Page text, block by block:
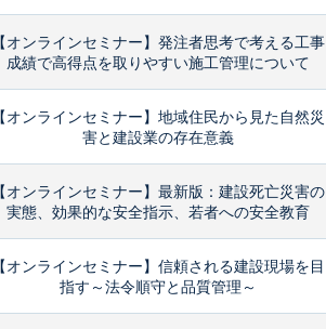
【オンラインセミナー】発注者思考で考える工事
成績で高得点を取りやすい施工管理について
【オンラインセミナー】地域住民から見た自然災
害と建設業の存在意義
【オンラインセミナー】最新版：建設死亡災害の
実態、効果的な安全指示、若者への安全教育
【オンラインセミナー】信頼される建設現場を目
指す～法令順守と品質管理～